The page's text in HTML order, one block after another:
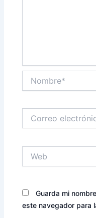
electrónico*
Guarda mi
este navegador para